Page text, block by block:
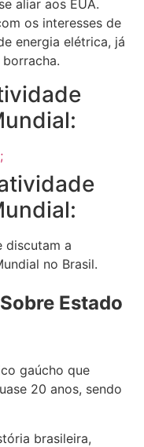
aliar aos EUA.
os interesses de
energia elétrica, já
discutam a
no Brasil.
Estado
gaúcho que
20 anos, sendo
brasileira,